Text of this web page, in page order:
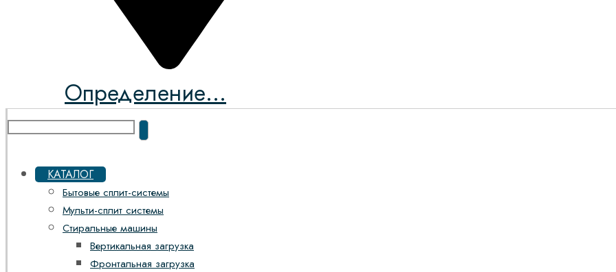
Определение...
КАТАЛОГ
Бытовые сплит-системы
Мульти-сплит системы
Стиральные машины
Вертикальная загрузка
Фронтальная загрузка